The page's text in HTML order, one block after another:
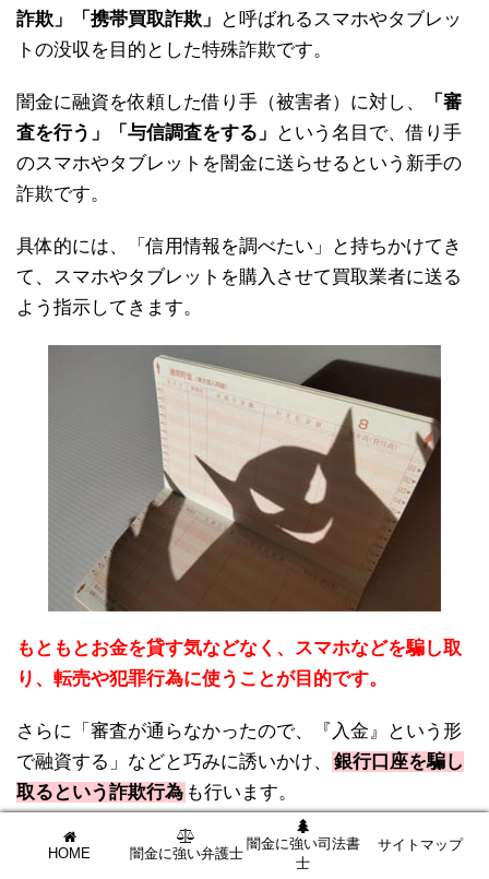
詐欺」「携帯買取詐欺」
と呼ばれるスマホやタブレッ
トの没収を目的とした特殊詐欺です。
闇金に融資を依頼した借り手（被害者）に対し、
「審
査を行う」「与信調査をする」
という名目で、借り手
のスマホやタブレットを闇金に送らせるという新手の
詐欺です。
具体的には、「信用情報を調べたい」と持ちかけてき
て、スマホやタブレットを購入させて買取業者に送る
よう指示してきます。
もともとお金を貸す気などなく、スマホなどを騙し取
り、転売や犯罪行為に使うことが目的です。
さらに「審査が通らなかったので、『入金』という形
で融資する」などと巧みに誘いかけ、
銀行口座を騙し
取るという詐欺行為 も行います。
闇金に銀行口座を取られてしまうと、あなたの口座が
犯罪行為に使われてしまいますので、最悪の場合あな
HOME 闇金に強い弁護士
闇金に強い司法書
士
サイトマップ